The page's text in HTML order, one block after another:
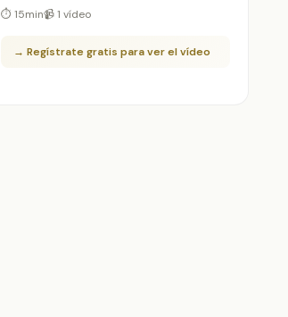
la adicción está presente.
⏱ 15min📹 1 vídeo
→ Regístrate gratis para ver el vídeo